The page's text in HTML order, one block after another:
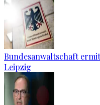
Bundesanwaltschaft
Leipzig